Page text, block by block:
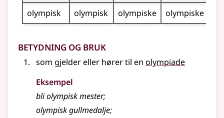
olympisk
olympisk olympiske olympiske
Betydning og bruk
som gjelder eller hører til en olympiade
Eksempel
bliolympiskmester;
olympiskgullmedalje;